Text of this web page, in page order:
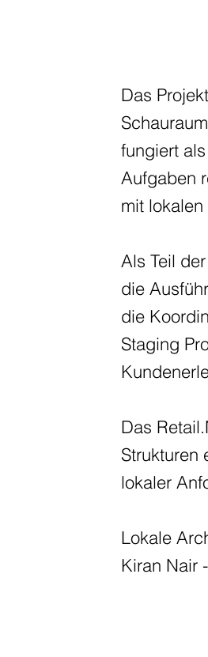
Das
fungiert
Aufgaben
mit
Als Teil
die
die
Staging
Das
Strukturen
lokaler
Lokale
Kiran Nair